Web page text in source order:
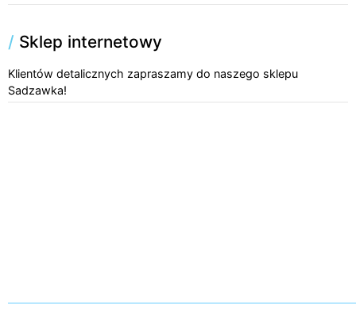
/ Sklep internetowy
Klientów detalicznych zapraszamy do naszego sklepu
Sadzawka!